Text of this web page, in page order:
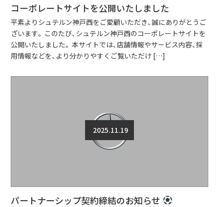
コーポレートサイトを公開いたしました
平素よりシュテルン神戸西をご愛顧いただき、誠にありがとうご
ざいます。 このたび、シュテルン神戸西のコーポレートサイトを
公開いたしました。 本サイトでは、店舗情報やサービス内容、採
用情報などを、より分かりやすくご覧いただけ […]
2025.11.19
パートナーシップ契約締結のお知らせ